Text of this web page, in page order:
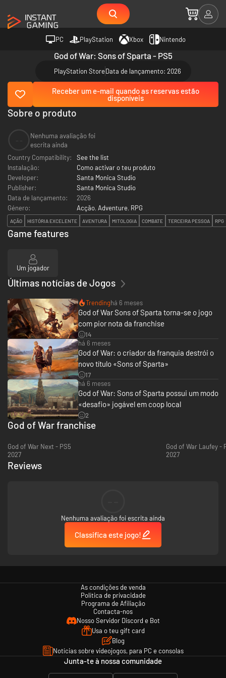
PC PlayStation Xbox Nintendo
God of War: Sons of Sparta - PS5
PlayStation StoreData de lançamento: 2026
Receber um e-mail quando as reservas estão
disponíveis
Sobre o produto
Nenhuma avaliação foi
escrita ainda
Country Compatibility:
See the list
Instalação:
Como activar o teu produto
Developer:
Santa Monica Studio
Publisher:
Santa Monica Studio
Data de lançamento:
2026
Género:
Acção, Adventure, RPG
AÇÃO HISTÓRIA EXCELENTE AVENTURA MITOLOGIA COMBATE TERCEIRA PESSOA RPG
Game features
Um jogador
Últimas notícias de Jogos
Trendinghá 6 meses
God of War Sons of Sparta torna-se o jogo
com pior nota da franchise
14
há 6 meses
God of War: o criador da franquia destrói o
novo título «Sons of Sparta»
17
há 6 meses
God of War: Sons of Sparta possui um modo
«desafio» jogável em coop local
2
God of War franchise
God of War Next - PS5
2027
God of War Laufey -
2027
Reviews
Nenhuma avaliação foi escrita ainda
Classifica este jogo!
As condições de venda
Política de privacidade
Programa de Afiliação
Contacta-nos
Nosso Servidor Discord e Bot
Usa o teu gift card
Blog
Notícias sobre videojogos, para PC e consolas
Junta-te à nossa comunidade